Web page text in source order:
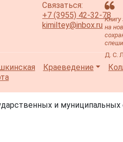
Связаться:
+7 (3955) 42-32-78
kimiltey@inbox.ru
Краеведение
на
Д. С.
и муниципальных